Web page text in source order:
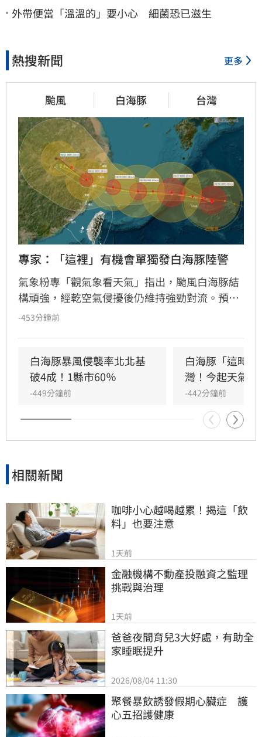
外帶便當「溫溫的」要小心 細菌恐已滋生
熱搜新聞 更多
颱風 白海豚 台灣
專家：「這裡」有機會單獨發白海豚陸警
氣象粉專「觀氣象看天氣」指出，颱風白海豚結
構頑強，經乾空氣侵擾後仍維持強勁對流。預估
白海豚將於8月8日至10日最接近台灣，暴風圈預
江縣發布陸警。儘管目前預測暴風圈不直接侵襲
台灣本島，但路徑仍具不確定性，且與海岸線距
離十分接近。氣象署建議民眾密切留意最新路
徑，特別是中部以北地區恐受風雨影響，前往琉
球、沖繩旅遊者亦需提高警覺，隨時關注颱風動
態以策安全。
-453分鐘前
白海豚暴風侵襲率北北基
破4成！1縣市60％
-449分鐘前
白海豚「這時
灣！今起天氣變
-442分鐘前
相關新聞
咖啡小心越喝越累！揭這「飲
料」也要注意
1天前
金融機構不動產投融資之監理
挑戰與治理
1天前
爸爸夜間育兒3大好處，有助全
家睡眠提升
2026/08/04 11:30
聚餐暴飲誘發假期心臟症　護
心五招護健康